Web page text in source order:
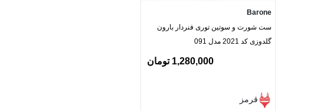
Barone
ست شورت و سوتین توری فنردار بارون
گلدوزی کد 2021 مدل 091
1,280,000 تومان
قرمز